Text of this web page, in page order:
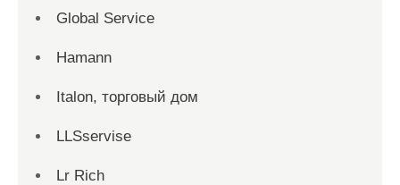
Global Service
Hamann
Italon, торговый дом
LLSservise
Lr Rich